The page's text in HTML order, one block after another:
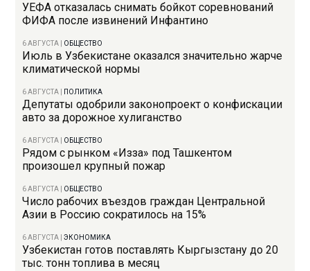
УЕФА отказалась снимать бойкот соревнований
ФИФА после извинений Инфантино
6 АВГУСТА ОБЩЕСТВО
Июль в Узбекистане оказался значительно жарче
климатической нормы
6 АВГУСТА ПОЛИТИКА
Депутаты одобрили законопроект о конфискации
авто за дорожное хулиганство
6 АВГУСТА ОБЩЕСТВО
Рядом с рынком «Изза» под Ташкентом
произошел крупный пожар
6 АВГУСТА ОБЩЕСТВО
Число рабочих въездов граждан Центральной
Азии в Россию сократилось на 15%
6 АВГУСТА |ЭКОНОМИКА
Узбекистан готов поставлять Кыргызстану до 20
тыс. тонн топлива в месяц